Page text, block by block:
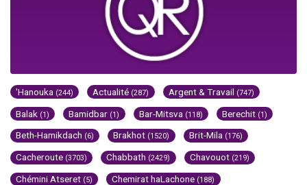
'Hanouka (244) Actualité (287) Argent & Travail (747)
Balak (1) Bamidbar (1) Bar-Mitsva (118) Berechit (1)
Beth-Hamikdach (6) Brakhot (1520) Brit-Mila (176)
Cacheroute (3703) Chabbath (2429) Chavouot (219)
Chémini Atseret (5) Chemirat haLachone (188)